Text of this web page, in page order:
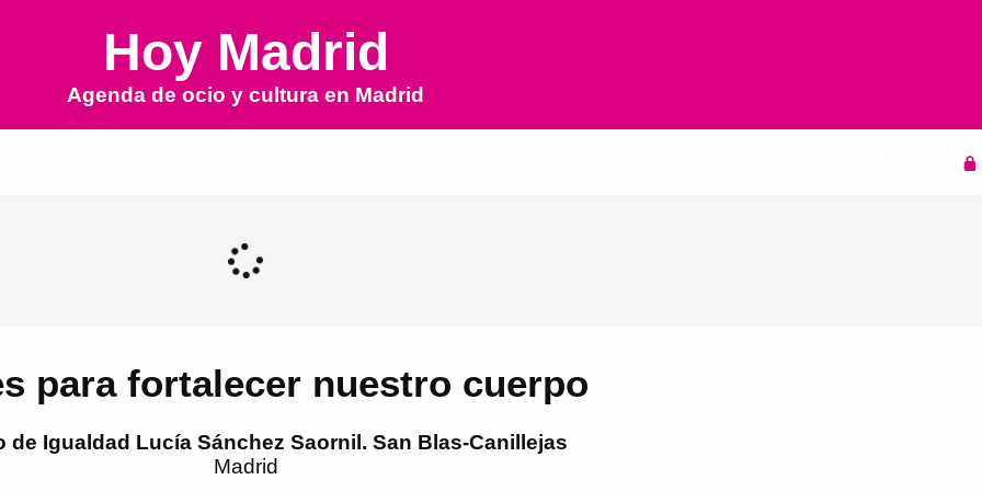
Hoy Madrid
Agenda de ocio y cultura en Madrid
para fortalecer nuestro cuerpo
de Igualdad Lucía Sánchez Saornil. San Blas-Canillejas
Madrid